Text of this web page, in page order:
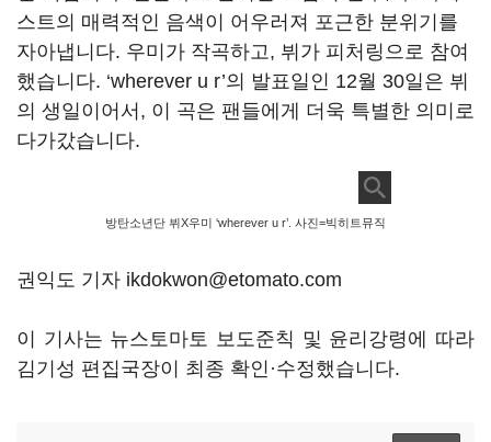
스트의 매력적인 음색이 어우러져 포근한 분위기를
자아냅니다. 우미가 작곡하고, 뷔가 피처링으로 참여
했습니다. ‘wherever u r’의 발표일인 12월 30일은 뷔
의 생일이어서, 이 곡은 팬들에게 더욱 특별한 의미로
다가갔습니다.
방탄소년단 뷔X우미 ‘wherever u r’. 사진=빅히트뮤직
권익도 기자 ikdokwon@etomato.com
이 기사는 뉴스토마토 보도준칙 및 윤리강령에 따라
김기성 편집국장이 최종 확인·수정했습니다.